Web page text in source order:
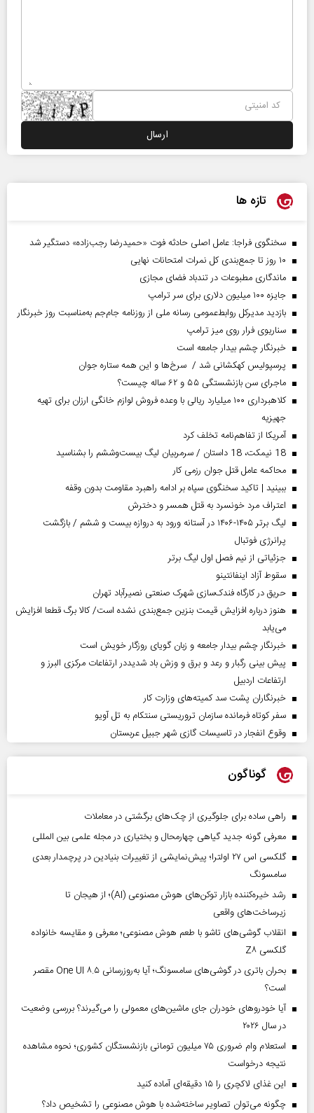
تازه ها
سخنگوی فراجا: عامل اصلی حادثه فوت «حمیدرضا رجب‌زاده» دستگیر شد
۱۰ روز تا جمع‌بندی کل نمرات امتحانات نهایی
ماندگاری مطبوعات در تندباد فضای مجازی
جایزه ۱۰۰ میلیون دلاری برای سر ترامپ
بازدید مدیرکل روابط‌عمومی رسانه ملی از روزنامه جام‌جم به‌مناسبت روز خبرنگار
سناریوی فرار روی میز ترامپ
خبرنگار چشم بیدار جامعه است
پرسپولیس کهکشانی شد / سرخ‌ها و این همه ستاره جوان
ماجرای سن بازنشستگی ۵۵ و ۶۲ ساله چیست؟
کلاهبرداری ۱۰۰ میلیارد ریالی با وعده فروش لوازم خانگی ارزان برای تهیه
جهیزیه
آمریکا از تفاهم‌نامه تخلف کرد
18 نیمکت، 18 داستان / سرمربیان لیگ بیست‌وششم را بشناسید
محاکمه عامل قتل جوان رزمی کار
ببینید | تاکید سخنگوی سپاه بر ادامه راهبرد مقاومت بدون وقفه
اعتراف مرد خونسرد به قتل همسر و دخترش
لیگ برتر ۱۴۰۵-۱۴۰۶ در آستانه ورود به دروازه بیست و ششم / بازگشت
پرانرژی فوتبال
جزئیاتی از نیم فصل اول لیگ برتر
سقوط آزاد اینفانتینو
حریق در کارگاه فندک‌سازی شهرک صنعتی نصیرآباد تهران
هنوز درباره افزایش قیمت بنزین جمع‌بندی نشده است/ کالا برگ قطعا افزایش
می‌یابد
خبرنگار چشم بیدار جامعه و زبان گویای روزگار خویش است
پیش بینی رگبار و رعد و برق و وزش باد شدیددر ارتفاعات مرکزی البرز و
ارتفاعات اردبیل
خبرنگاران پشت سد کمیته‌های وزارت کار
سفر کوتاه فرمانده سازمان تروریستی سنتکام به تل آویو
وقوع انفجار در تاسیسات گازی شهر جبیل عربستان
گوناگون
راهی ساده برای جلوگیری از چک‌های برگشتی در معاملات
معرفی گونه جدید گیاهی چهارمحال و بختیاری در مجله علمی بین المللی
گلکسی اس ۲۷ اولترا؛ پیش‌نمایشی از تغییرات بنیادین در پرچمدار بعدی
سامسونگ
رشد خیره‌کننده بازار توکن‌های هوش مصنوعی (AI)؛ از هیجان تا
زیرساخت‌های واقعی
انقلاب گوشی‌های تاشو‌ با طعم هوش مصنوعی؛ معرفی و مقایسه خانواده
گلکسی Z۸
بحران باتری در گوشی‌های سامسونگ؛ آیا به‌روزرسانی One UI ۸.۵ مقصر
است؟
آیا خودروهای خودران جای ماشین‌های معمولی را می‌گیرند؟ بررسی وضعیت
در سال ۲۰۲۶
استعلام وام ضروری ۷۵ میلیون تومانی بازنشستگان کشوری؛ نحوه مشاهده
نتیجه درخواست
این غذای لاکچری را ۱۵ دقیقه‌ای آماده کنید
چگونه می‌توان تصاویر ساخته‌شده با هوش مصنوعی را تشخیص داد؟